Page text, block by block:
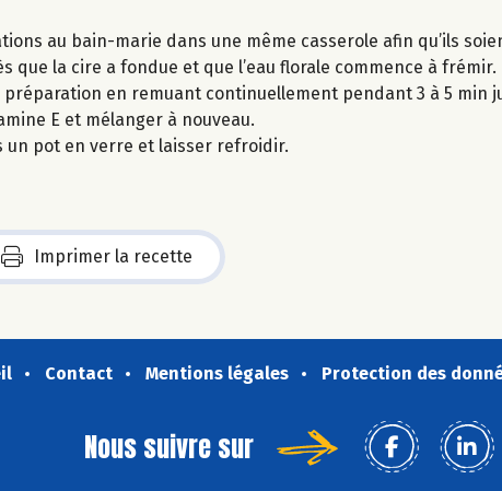
au bain-marie dans une même casserole afin qu’ils
que la cire a fondue et que l’eau florale commence à frémir.
préparation en remuant continuellement pendant 3 à 5 min
E et mélanger à nouveau.
un pot en verre et laisser refroidir.
Imprimer la recette
Contact Mentions légales Protection des
Nous suivre sur